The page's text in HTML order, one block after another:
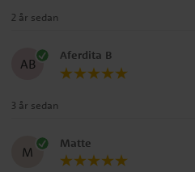
2 år sedan
AB
Aferdita B
3 år sedan
M
Matte